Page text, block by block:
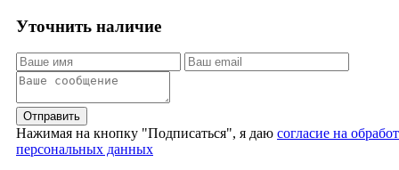
Уточнить наличие
Отправить
Нажимая на кнопку "Подписаться", я даю согласие на
персональных данных